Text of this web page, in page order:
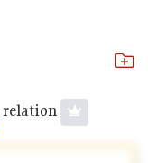
relation